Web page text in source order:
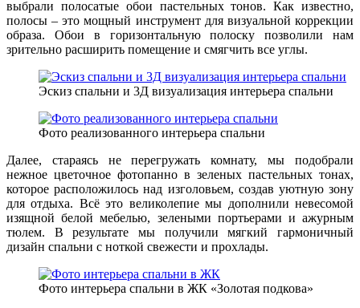
выбрали полосатые обои пастельных тонов. Как известно,
полосы – это мощный инструмент для визуальной коррекции
образа. Обои в горизонтальную полоску позволили нам
зрительно расширить помещение и смягчить все углы.
Эскиз спальни и 3Д визуализация интерьера спальни
Фото реализованного интерьера спальни
Далее, стараясь не перегружать комнату, мы подобрали
нежное цветочное фотопанно в зеленых пастельных тонах,
которое расположилось над изголовьем, создав уютную зону
для отдыха. Всё это великолепие мы дополнили невесомой
изящной белой мебелью, зелеными портьерами и ажурным
тюлем. В результате мы получили мягкий гармоничный
дизайн спальни с ноткой свежести и прохлады.
Фото интерьера спальни в ЖК «Золотая подкова»